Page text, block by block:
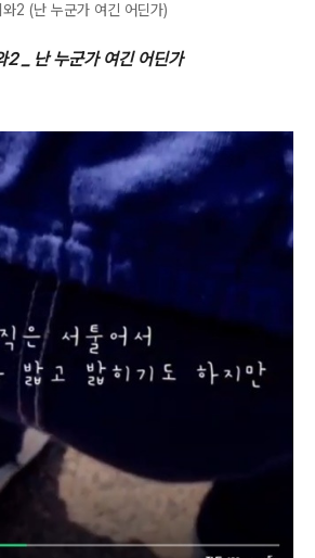
와2 (난 누군가 여긴 어딘가)
2 _ 난 누군가 여긴 어딘가